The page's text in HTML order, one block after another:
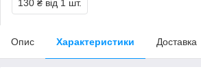
130 ₴ від 1 шт.
Опис Характеристики Доставка